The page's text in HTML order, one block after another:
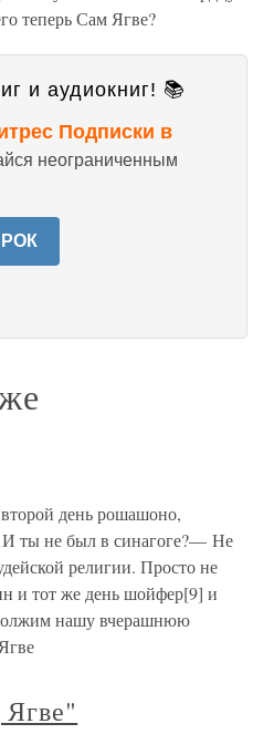
теперь Сам Ягве?
и аудиокниг! 📚
Подписки в
неограниченным
день рошашоно,
ты не был в синагоге?— Не
религии. Просто не
и тот же день шойфер[9] и
нашу вчерашнюю